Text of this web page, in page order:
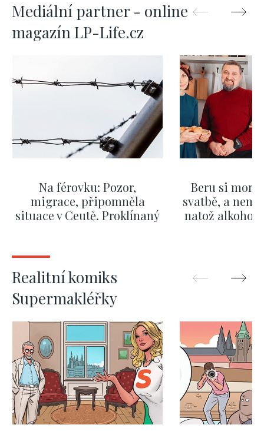
Mediální partner - online
magazín LP-Life.cz
Na férovku: Pozor,
migrace, připomněla
situace v Ceutě. Proklínaný
Okamurova videa
Beru si
svatbě, a
natož alkohol.
Realitní komiks
Supermakléřky